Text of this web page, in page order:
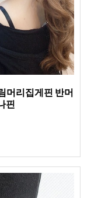
머리집게핀 반머
핀